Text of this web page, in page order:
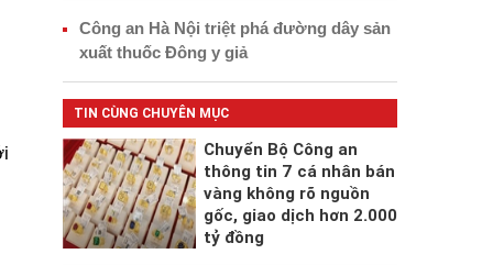
Công an Hà Nội triệt phá đường dây sản
xuất thuốc Đông y giả
TIN CÙNG CHUYÊN MỤC
Chuyển Bộ Công an
thông tin 7 cá nhân bán
vàng không rõ nguồn
gốc, giao dịch hơn 2.000
tỷ đồng